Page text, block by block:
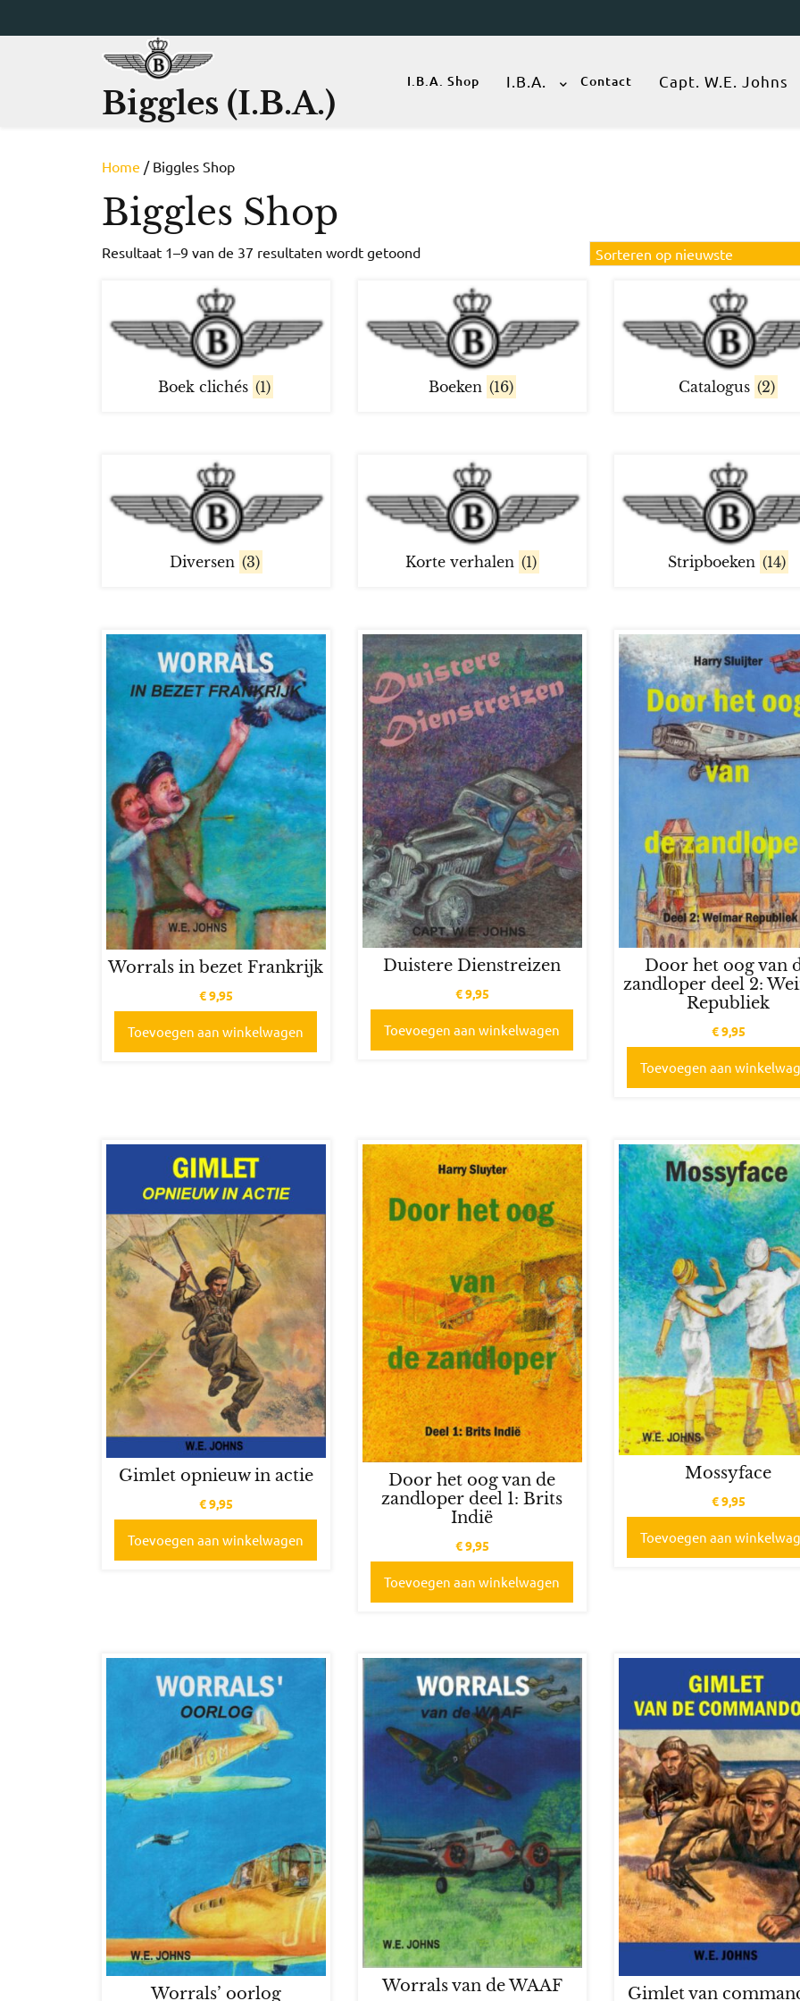
naar
Biggles (I.B.A.)
I.B.A. Shop I.B.A. Contact Capt. W.E. Johns
Home / Biggles Shop
Biggles Shop
Resultaat 1–9 van de 37 resultaten wordt getoondGesorteerd
nieuwste
Boek clichés (1) Boeken (16) Catalogus (2)
Diversen (3) Korte verhalen (1) Stripboeken (14)
Worrals in bezet Frankrijk
€9,95
Toevoegen aan winkelwagen
Duistere Dienstreizen
€9,95
Toevoegen aan winkelwagen
Door het oog van
zandloper deel 2:
Republiek
€9,95
Toevoegen aan
Gimlet opnieuw in actie
€9,95
Toevoegen aan winkelwagen
Door het oog van de
zandloper deel 1: Brits
Indië
€9,95
Toevoegen aan winkelwagen
Mossyface
€9,95
Toevoegen aan
Worrals’ oorlog Worrals van de WAAF Gimlet van